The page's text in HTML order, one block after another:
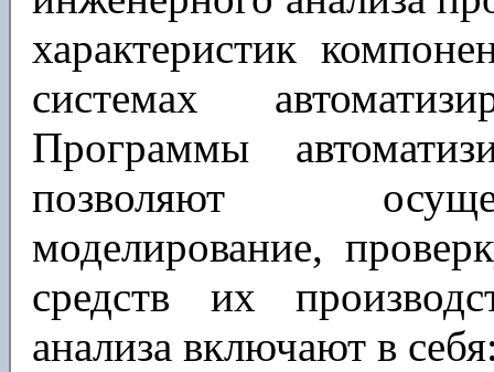
характеристик
системах
Программы
позволяют
моделирование,
средств их
анализа включают в